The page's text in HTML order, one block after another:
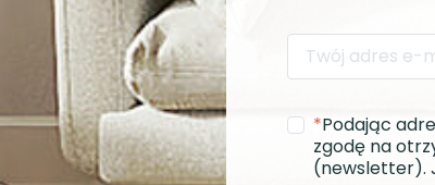
*Podając
zgodę na
(newsletter).